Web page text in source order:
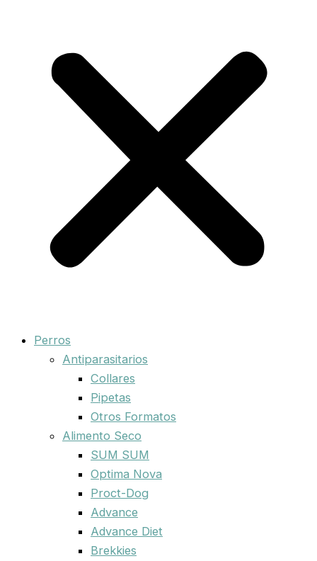
Perros
Antiparasitarios
Collares
Pipetas
Otros Formatos
Alimento Seco
SUM SUM
Optima Nova
Proct-Dog
Advance
Advance Diet
Brekkies